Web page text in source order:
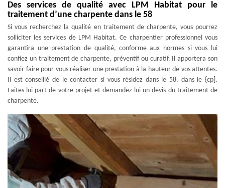
Des services de qualité avec LPM Habitat pour le
traitement d’une charpente dans le 58
Si vous recherchez la qualité en traitement de charpente, vous pourrez
solliciter les services de LPM Habitat. Ce charpentier professionnel vous
garantira une prestation de qualité, conforme aux normes si vous lui
confiez un traitement de charpente, préventif ou curatif. Il apportera son
savoir-faire pour vous réaliser une prestation à la hauteur de vos attentes.
Il est conseillé de le contacter si vous résidez dans le 58, dans le {cp].
Faites-lui part de votre projet et demandez-lui un devis du traitement de
charpente.